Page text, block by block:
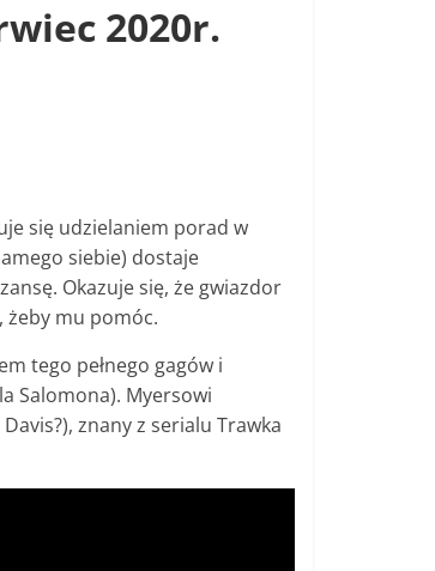
2020r.
się udzielaniem porad w
siebie) dostaje
Okazuje się, że gwiazdor
żeby mu pomóc.
tego pełnego gagów i
Salomona). Myersowi
znany z serialu Trawka